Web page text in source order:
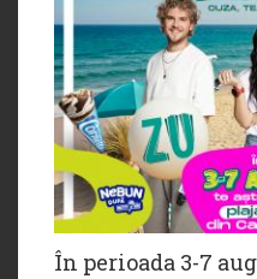
În perioada 3-7